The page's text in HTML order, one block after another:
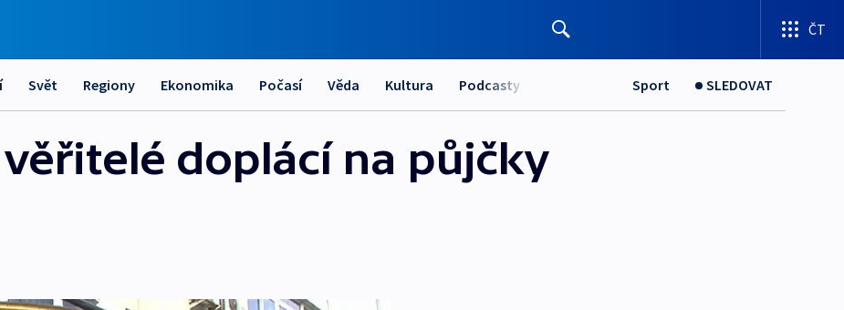
ČT
Svět Regiony Ekonomika Počasí Věda Kultura Podcasty Sport SLEDOVAT
doplácí na půjčky